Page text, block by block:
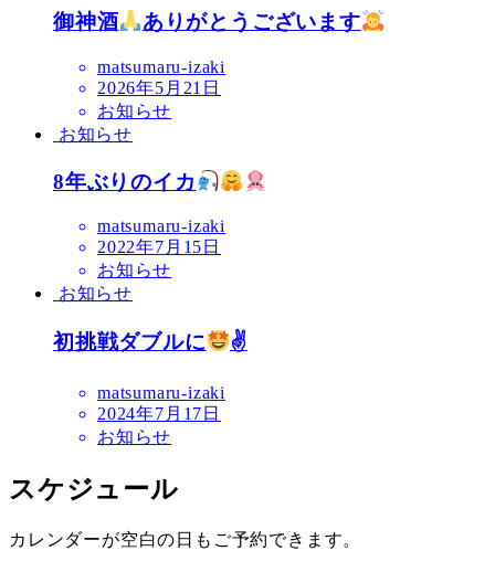
御神酒 ありがとうございます
matsumaru-izaki
2026年5月21日
お知らせ
お知らせ
8年ぶりのイカ
matsumaru-izaki
2022年7月15日
お知らせ
お知らせ
初挑戦ダブルに ✌
matsumaru-izaki
2024年7月17日
お知らせ
スケジュール
カレンダーが空白の日もご予約できます。